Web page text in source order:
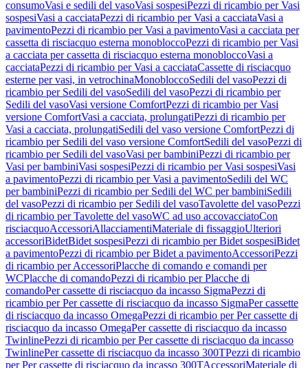
consumoVasi e sedili del vasoVasi sospesiPezzi di ricambio per Vasi
sospesiVasi a cacciataPezzi di ricambio per Vasi a cacciataVasi a
pavimentoPezzi di ricambio per Vasi a pavimentoVasi a cacciata per
cassetta di risciacquo esterna monobloccoPezzi di ricambio per Vasi
a cacciata per cassetta di risciacquo esterna monobloccoVasi a
cacciataPezzi di ricambio per Vasi a cacciataCassette di risciacquo
esterne per vasi, in vetrochinaMonobloccoSedili del vasoPezzi di
ricambio per Sedili del vasoSedili del vasoPezzi di ricambio per
Sedili del vasoVasi versione ComfortPezzi di ricambio per Vasi
versione ComfortVasi a cacciata, prolungatiPezzi di ricambio per
Vasi a cacciata, prolungatiSedili del vaso versione ComfortPezzi di
ricambio per Sedili del vaso versione ComfortSedili del vasoPezzi di
ricambio per Sedili del vasoVasi per bambiniPezzi di ricambio per
Vasi per bambiniVasi sospesiPezzi di ricambio per Vasi sospesiVasi
a pavimentoPezzi di ricambio per Vasi a pavimentoSedili del WC
per bambiniPezzi di ricambio per Sedili del WC per bambiniSedili
del vasoPezzi di ricambio per Sedili del vasoTavolette del vasoPezzi
di ricambio per Tavolette del vasoWC ad uso accovacciatoCon
risciacquoAccessoriAllacciamentiMateriale di fissaggioUlteriori
accessoriBidetBidet sospesiPezzi di ricambio per Bidet sospesiBidet
a pavimentoPezzi di ricambio per Bidet a pavimentoAccessoriPezzi
di ricambio per AccessoriPlacche di comando e comandi per
WCPlacche di comandoPezzi di ricambio per Placche di
comandoPer cassette di risciacquo da incasso SigmaPezzi di
ricambio per Per cassette di risciacquo da incasso SigmaPer cassette
di risciacquo da incasso OmegaPezzi di ricambio per Per cassette di
risciacquo da incasso OmegaPer cassette di risciacquo da incasso
TwinlinePezzi di ricambio per Per cassette di risciacquo da incasso
TwinlinePer cassette di risciacquo da incasso 300TPezzi di ricambio
per Per cassette di risciacquo da incasso 300TAccessoriMateriale di